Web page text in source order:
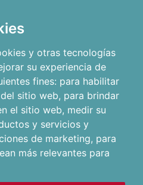
y otras tecnologías
su experiencia de
fines: para habilitar
sitio web, para brindar
el sitio web, medir su
y servicios y
de marketing, para
más relevantes para